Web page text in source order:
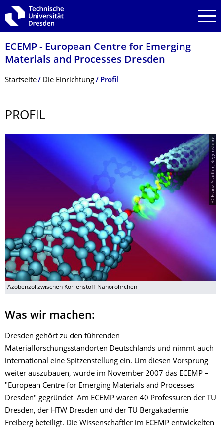
Zur Hauptnavigation springen
Zur Suche springen
Zum Inhalt springen
ECEMP - European Centre for Emerging
Materials and Processes Dresden
Breadcrumb-Menü
Startseite Die Einrichtung Profil
PROFIL
© Franz Stadler, Regensburg
Azobenzol zwischen Kohlenstoff-Nanoröhrchen
Was wir machen:
Dresden gehört zu den führenden
Materialforschungsstandorten Deutschlands und nimmt auch
international eine Spitzenstellung ein. Um diesen Vorsprung
weiter auszubauen, wurde im November 2007 das ECEMP –
"European Centre for Emerging Materials and Processes
Dresden" gegründet. Am ECEMP waren 40 Professuren der TU
Dresden, der HTW Dresden und der TU Bergakademie
Freiberg beteiligt. Die Wissenschaftler im ECEMP entwickelten